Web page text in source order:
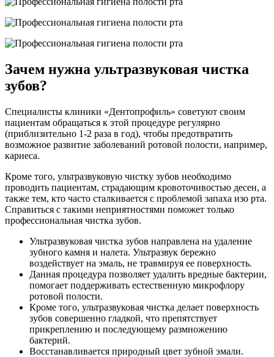
Зачем нужна ультразвуковая чистка
зубов?
Специалисты клиники «Дентопрофиль» советуют своим
пациентам обращаться к этой процедуре регулярно
(приблизительно 1-2 раза в год), чтобы предотвратить
возможное развитие заболеваний ротовой полости, например,
кариеса.
Кроме того, ультразвуковую чистку зубов необходимо
проводить пациентам, страдающим кровоточивостью десен, а
также тем, кто часто сталкивается с проблемой запаха изо рта.
Справиться с такими неприятностями поможет только
профессиональная чистка зубов.
Ультразвуковая чистка зубов направлена на удаление
зубного камня и налета. Ультразвук бережно
воздействует на эмаль, не травмируя ее поверхность.
Данная процедура позволяет удалить вредные бактерии,
помогает поддерживать естественную микрофлору
ротовой полости.
Кроме того, ультразвуковая чистка делает поверхность
зубов совершенно гладкой, что препятствует
прикреплению и последующему размножению
бактерий.
Восстанавливается природный цвет зубной эмали.